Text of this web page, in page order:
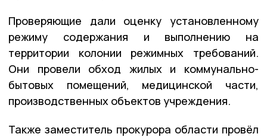
Проверяющие дали оценку установленному
режиму содержания и выполнению на
территории колонии режимных требований.
Они провели обход жилых и коммунально-
бытовых помещений, медицинской части,
производственных объектов учреждения.
Также заместитель прокурора области провёл